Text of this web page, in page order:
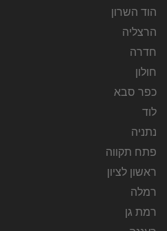
הוד השרון
הרצליה
חדרה
חולון
כפר סבא
לוד
נתניה
פתח תקווה
ראשון לציון
רמלה
רמת גן